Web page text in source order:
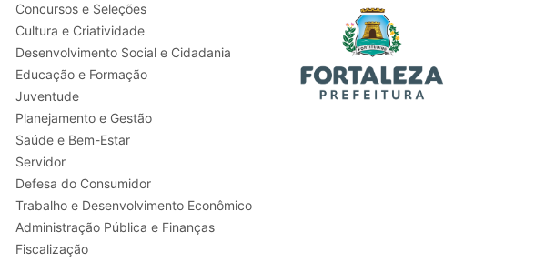
Concursos e Seleções
Cultura e Criatividade
Desenvolvimento Social e Cidadania
Educação e Formação
Juventude
Planejamento e Gestão
Saúde e Bem-Estar
Servidor
Defesa do Consumidor
Trabalho e Desenvolvimento Econômico
Administração Pública e Finanças
Fiscalização